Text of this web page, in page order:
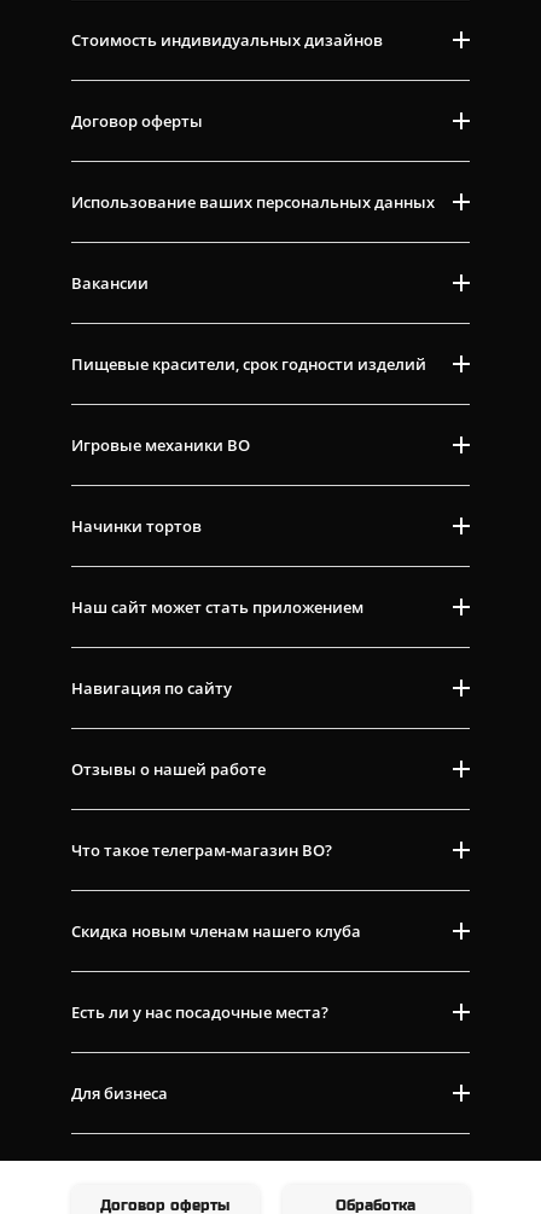
Стоимость индивидуальных дизайнов
Договор оферты
Использование ваших персональных данных
Вакансии
Пищевые красители, срок годности изделий
Игровые механики ВО
Начинки тортов
Наш сайт может стать приложением
Навигация по сайту
Отзывы о нашей работе
Что такое телеграм-магазин ВО?
Скидка новым членам нашего клуба
Есть ли у нас посадочные места?
Для бизнеса
Договор оферты Обработка